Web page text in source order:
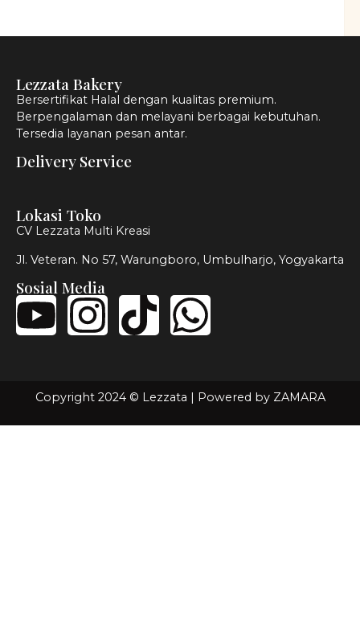
Lezzata Bakery
Bersertifikat Halal dengan kualitas premium.
Berpengalaman dan melayani berbagai kebutuhan.
Tersedia layanan pesan antar.
Delivery Service
Lokasi Toko
CV Lezzata Multi Kreasi
Jl. Veteran. No 57, Warungboro, Umbulharjo, Yogyakarta
Sosial Media
Copyright 2024 © Lezzata | Powered by ZAMARA